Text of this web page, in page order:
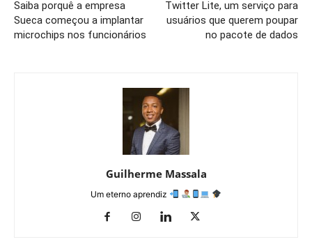
Saiba porquê a empresa
Sueca começou a implantar
microchips nos funcionários
Twitter Lite, um serviço para
usuários que querem poupar
no pacote de dados
Guilherme Massala
Um eterno aprendiz